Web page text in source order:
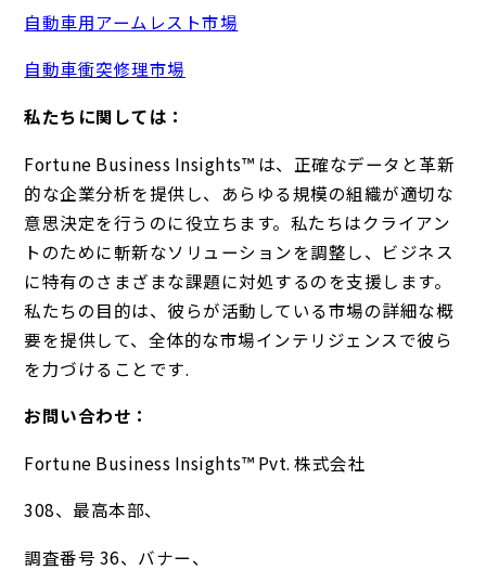
自動車用アームレスト市場
自動車衝突修理市場
私たちに関しては：
Fortune Business Insights™ は、正確なデータと革新
的な企業分析を提供し、あらゆる規模の組織が適切な
意思決定を行うのに役立ちます。私たちはクライアン
トのために斬新なソリューションを調整し、ビジネス
に特有のさまざまな課題に対処するのを支援します。
私たちの目的は、彼らが活動している市場の詳細な概
要を提供して、全体的な市場インテリジェンスで彼ら
を力づけることです.
お問い合わせ：
Fortune Business Insights™ Pvt. 株式会社
308、最高本部、
調査番号 36、バナー、